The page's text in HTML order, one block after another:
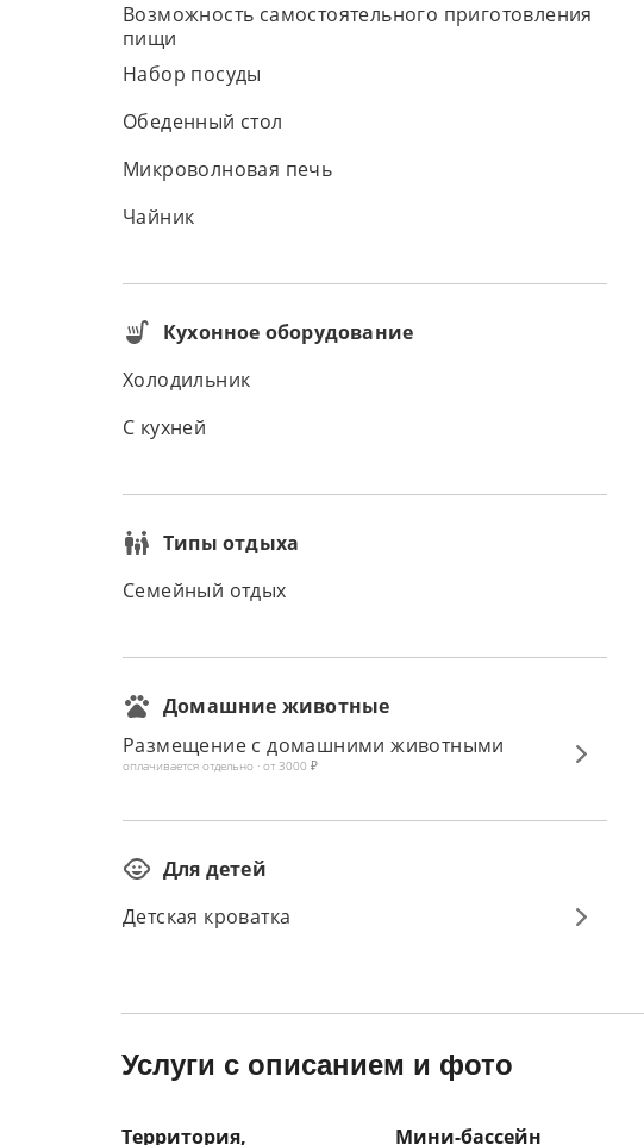
Возможность самостоятельного приготовления
пищи
Набор посуды
Обеденный стол
Микроволновая печь
Чайник
Кухонное оборудование
Холодильник
С кухней
Типы отдыха
Семейный отдых
Домашние животные
Размещение с домашними животными
оплачивается отдельно · от 3000 ₽
Для детей
Детская кроватка
Услуги с описанием и фото
Территория, Мини-бассейн